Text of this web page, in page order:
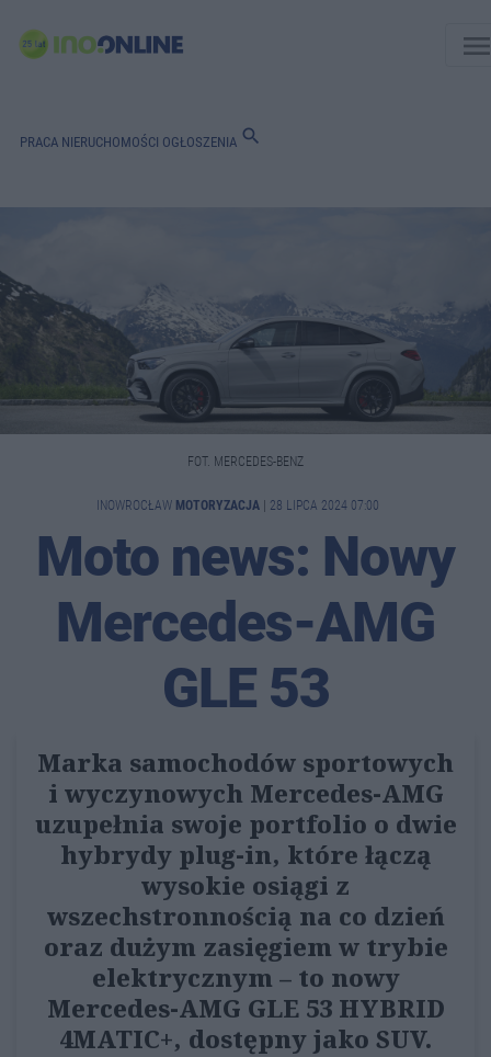
PRACA NIERUCHOMOŚCI OGŁOSZENIA search
FOT. MERCEDES-BENZ
INOWROCŁAW MOTORYZACJA 28 LIPCA 2024 07:00
Moto news: Nowy
Mercedes-AMG
GLE 53
Marka samochodów sportowych
i wyczynowych Mercedes-AMG
uzupełnia swoje portfolio o dwie
hybrydy plug-in, które łączą
wysokie osiągi z
wszechstronnością na co dzień
oraz dużym zasięgiem w trybie
elektrycznym – to nowy
Mercedes-AMG GLE 53 HYBRID
4MATIC+, dostępny jako SUV.